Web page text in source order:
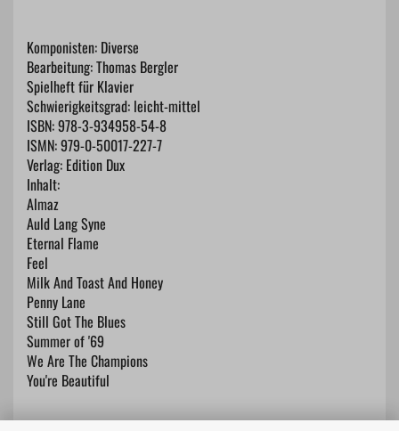
Komponisten: Diverse
Bearbeitung: Thomas Bergler
Spielheft für Klavier
Schwierigkeitsgrad: leicht-mittel
ISBN: 978-3-934958-54-8
ISMN: 979-0-50017-227-7
Verlag: Edition Dux
Inhalt:
Almaz
Auld Lang Syne
Eternal Flame
Feel
Milk And Toast And Honey
Penny Lane
Still Got The Blues
Summer of '69
We Are The Champions
You're Beautiful